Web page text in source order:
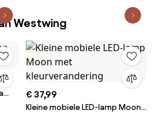
Westwing
€ 37,99
Kleine mobiele LED-lamp Moon